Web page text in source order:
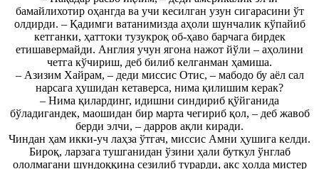
бамайлихотир оҳангда ва учи кесилган узун сигарасини ўт
олдирди. – Қадимги ватанимизда аҳоли шунчалик кўпайиб
кетганки, ҳаттоки тузукроқ об-ҳаво барчага бирдек
етишавермайди. Англия учун ягона нажот йўли – аҳолини
четга кўчириш, деб билиб келганман ҳамиша.
– Азизим Хайрам, – деди миссис Отис, – мабодо бу аёл сал
нарсага ҳушидан кетаверса, нима қилишим керак?
– Нима қилардинг, идишни синдириб қўйганида
бўладигандек, маошидан бир марта чегириб қол, – деб жавоб
берди элчи, – дарров ақли киради.
Чиндан ҳам икки-уч лаҳза ўтгач, миссис Амни ҳушига келди.
Бироқ, ларзага тушганидан ўзини ҳали буткул ўнглаб
ололмагани шундоққина сезилиб турарди, акс ҳолда мистер